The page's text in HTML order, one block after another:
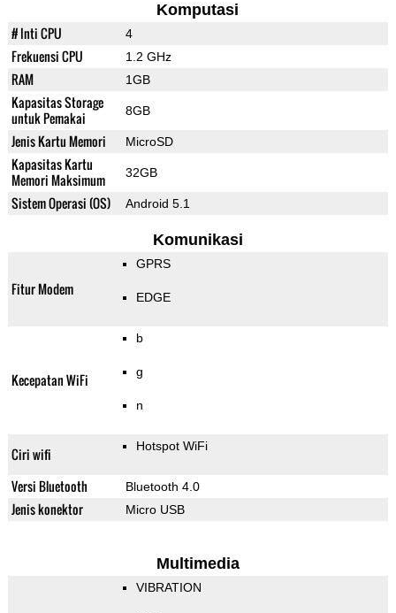
Komputasi
# Inti CPU 4
Frekuensi CPU 1.2 GHz
RAM 1GB
Kapasitas Storage
untuk Pemakai
8GB
Jenis Kartu Memori MicroSD
Kapasitas Kartu
Memori Maksimum
32GB
Sistem Operasi (OS) Android 5.1
Komunikasi
Fitur Modem
GPRS
EDGE
Kecepatan WiFi
b
g
n
Ciri wifi Hotspot WiFi
Versi Bluetooth Bluetooth 4.0
Jenis konektor Micro USB
Multimedia
VIBRATION